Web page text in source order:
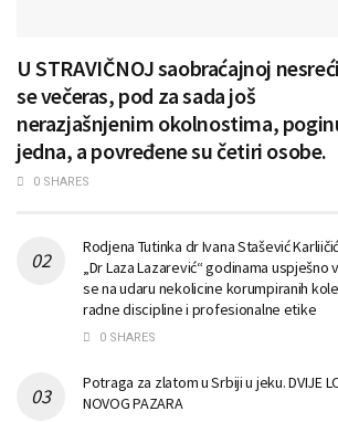
U STRAVIČNOJ saobraćajnoj
se večeras, pod za sada još
nerazjašnjenim okolnostima,
jedna, a povređene su četiri osobe.
0 SHARES
Rodjena Tutinka dr Ivana Stašević
„Dr Laza Lazarević“ godinama uspješno
se na udaru nekolicine korumpiranih
radne discipline i profesionalne etike
0 SHARES
Potraga za zlatom u Srbiji u jeku. DVIJE
NOVOG PAZARA